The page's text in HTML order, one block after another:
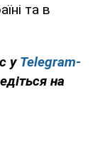
та в
у Telegram-
на